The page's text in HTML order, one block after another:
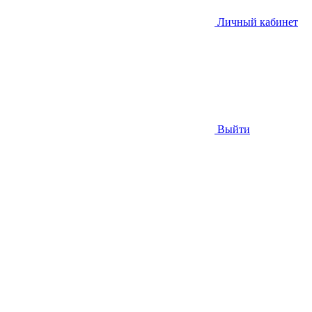
Личный кабинет
Выйти